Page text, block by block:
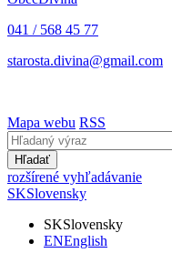
041 / 568 45 77
starosta.divina@gmail.com
Mapa webu RSS
Hľadať
rozšírené vyhľadávanie
SKSlovensky
SKSlovensky
ENEnglish